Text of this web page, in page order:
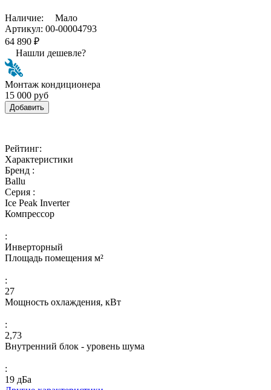
Наличие:
Мало
Артикул: 00-00004793
64 890 ₽
Нашли дешевле?
Монтаж кондиционера
15 000 руб
Добавить
Рейтинг:
Характеристики
Бренд :
Ballu
Серия :
Ice Peak Inverter
Компрессор
:
Инверторный
Площадь помещения м²
:
27
Мощность охлаждения, кВт
:
2,73
Внутренний блок - уровень шума
:
19 дБа